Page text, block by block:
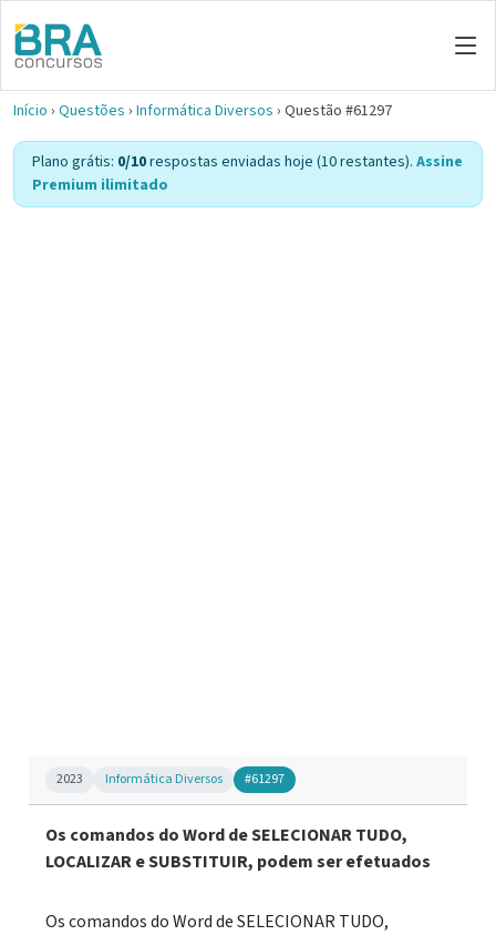
Início › Questões › Informática Diversos › Questão #61297
Plano grátis: 0/10respostas enviadas hoje (10 restantes). Assine
Premium ilimitado
2023 Informática Diversos #61297
Os comandos do Word de SELECIONAR TUDO,
LOCALIZAR e SUBSTITUIR, podem ser efetuados
Os comandos do Word de SELECIONAR TUDO,